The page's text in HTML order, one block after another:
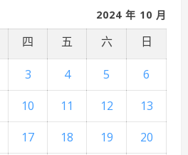
2024 年 10 月
四 五 六 日
3 4 5
6
10 11 12
13
17 18 19
20